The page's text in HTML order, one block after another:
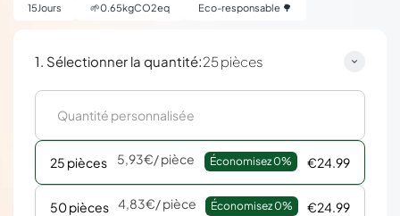
15 Jours 🌱0.65kgCO2eq Eco-responsable 🌳
1. Sélectionner la quantité:25 pièces
25 pièces 5,93€/ pièce Économisez 0% €24.99
50 pièces 4,83€/ pièce Économisez 0% €24.99